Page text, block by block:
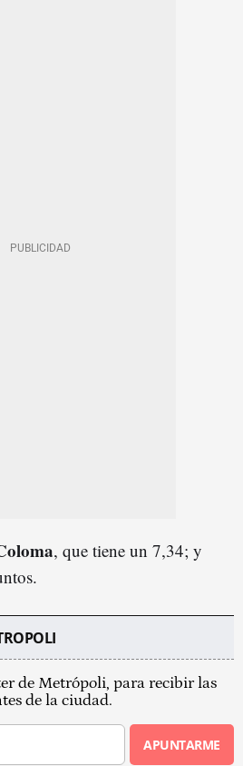
, que tiene un 7,34; y
de Metrópoli, para recibir las
de la ciudad.
APUNTARME